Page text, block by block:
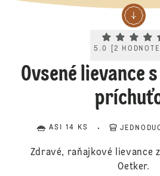
5.0 [2
Ovsené lievance
ASI 14 KS
Zdravé, raňajkové lievance
Oetker.